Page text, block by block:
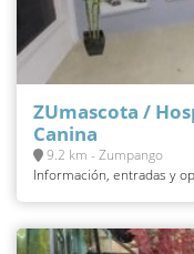
ZUmascota /
Canina
9.2 km - Zumpango
Información, entradas y